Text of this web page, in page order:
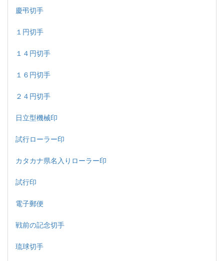
慶弔切手
１円切手
１４円切手
１６円切手
２４円切手
日立型機械印
試行ローラー印
カタカナ県名入りローラー印
試行印
電子郵便
戦前の記念切手
琉球切手